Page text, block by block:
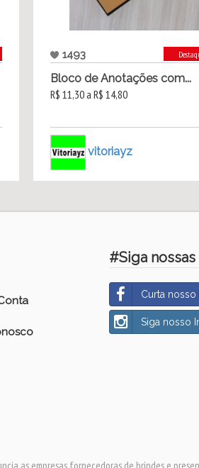
1493
Bloco de Anotações com...
R$ 11,30 a R$ 14,80
vitoriayz
#Siga
Curta
Siga nosso